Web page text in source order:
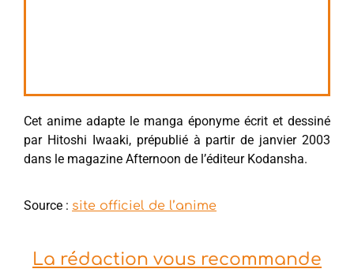
Cet anime adapte le manga éponyme écrit et dessiné
par Hitoshi Iwaaki, prépublié à partir de janvier 2003
dans le magazine Afternoon de l’éditeur Kodansha.
Source : site officiel de l’anime
La rédaction vous recommande